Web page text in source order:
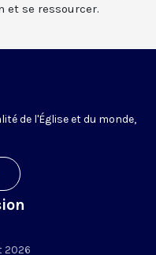
et se ressourcer.
de l'Église et du monde,
2026